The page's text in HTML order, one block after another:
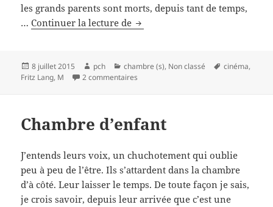
les grands parents sont morts, depuis tant de temps,
…Continuer la lecture de Sous
de
la
haut
Publié
le
8 juillet 2015 Auteur
pch Catégories
chambre (s), Non classé
Mots-
cinéma,
Fritz Lang, M 2 commentaires
Chambre d’enfant
J’entends leurs voix, un chuchotement qui oublie
peu à peu de l’être. Ils s’attardent dans la chambre
d’à côté. Leur laisser le temps. De toute façon je sais,
je crois savoir, depuis leur arrivée que c’est une